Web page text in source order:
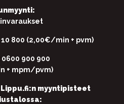
800 (2,00€/min + pvm)
0600 900 900
+ mpm/pvm)
myyntipisteet